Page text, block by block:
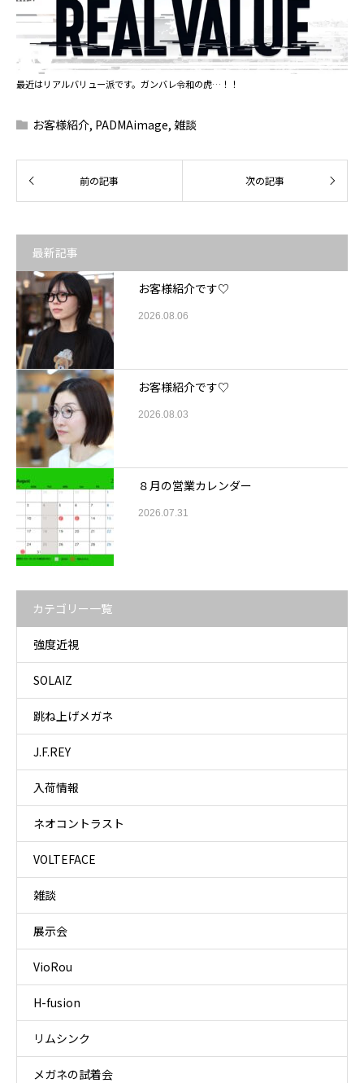
最近はリアルバリュー派です。ガンバレ令和の虎…！！
お客様紹介, PADMAimage, 雑談
最新記事
お客様紹介です♡
2026.08.06
お客様紹介です♡
2026.08.03
８月の営業カレンダー
2026.07.31
カテゴリー一覧
強度近視
SOLAIZ
跳ね上げメガネ
J.F.REY
入荷情報
ネオコントラスト
VOLTEFACE
雑談
展示会
VioRou
H-fusion
リムシンク
メガネの試着会